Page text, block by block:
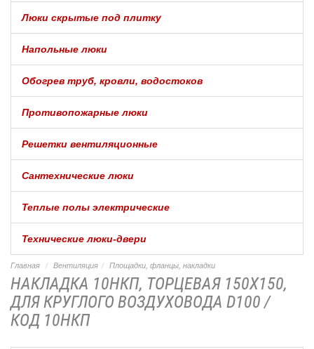
Люки скрытые под плитку
Напольные люки
Обогрев труб, кровли, водостоков
Противопожарные люки
Решетки вентиляционные
Сантехнические люки
Теплые полы электрические
Технические люки-двери
Главная Вентиляция Площадки, фланцы, накладки
НАКЛАДКА 10НКП, ТОРЦЕВАЯ 150Х150,
ДЛЯ КРУГЛОГО ВОЗДУХОВОДА D100 /
КОД 10НКП